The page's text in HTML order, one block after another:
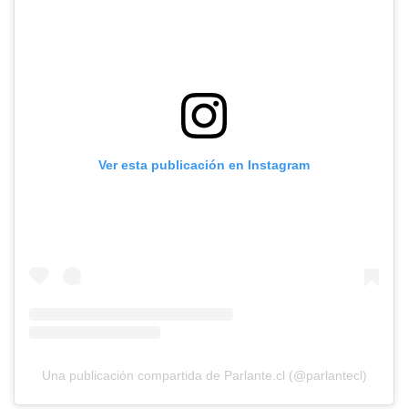
Ver esta publicación en Instagram
Una publicación compartida de Parlante.cl (@parlantecl)